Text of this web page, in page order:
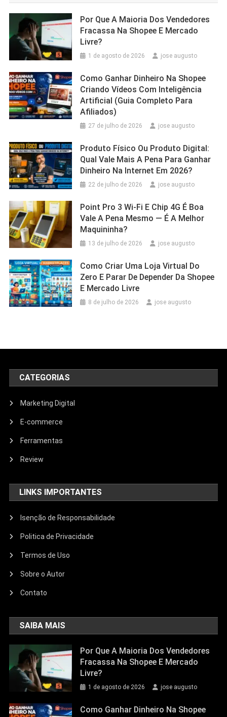
Por Que A Maioria Dos Vendedores
Fracassa Na Shopee E Mercado
Livre?
1 de agosto de 2026 jose augusto
Como Ganhar Dinheiro Na Shopee
Criando Vídeos Com Inteligência
Artificial (Guia Completo Para
Afiliados)
27 de julho de 2026 jose augusto
Produto Físico Ou Produto Digital:
Qual Vale Mais A Pena Para Ganhar
Dinheiro Na Internet Em 2026?
22 de julho de 2026 jose augusto
Point Pro 3 Wi‑Fi E Chip 4G É Boa
Vale A Pena Mesmo — É A Melhor
Maquininha?
13 de julho de 2026 jose augusto
Como Criar Uma Loja Virtual Do
Zero E Parar De Depender Da Shopee
E Mercado Livre
8 de julho de 2026 jose augusto
CATEGORIAS
Marketing Digital
E-commerce
Ferramentas
Review
LINKS IMPORTANTES
Isenção de Responsabilidade
Politica de Privacidade
Termos de Uso
Sobre o Autor
Contato
SAIBA MAIS
Por Que A Maioria Dos Vendedores
Fracassa Na Shopee E Mercado
Livre?
1 de agosto de 2026 jose augusto
Como Ganhar Dinheiro Na Shopee